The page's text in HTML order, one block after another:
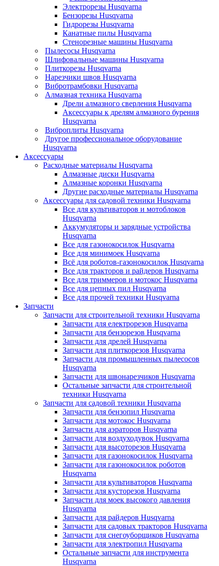
Электрорезы Husqvarna
Бензорезы Husqvarna
Гидрорезы Husqvarna
Канатные пилы Husqvarna
Стенорезные машины Husqvarna
Пылесосы Husqvarna
Шлифовальные машины Husqvarna
Плиткорезы Husqvarna
Нарезчики швов Husqvarna
Вибротрамбовки Husqvarna
Алмазная техника Husqvarna
Дрели алмазного сверления Husqvarna
Аксессуары к дрелям алмазного бурения
Husqvarna
Виброплиты Husqvarna
Другое профессиональное оборудование
Husqvarna
Аксессуары
Расходные материалы Husqvarna
Алмазные диски Husqvarna
Алмазные коронки Husqvarna
Другие расходные материалы Husqvarna
Аксессуары для садовой техники Husqvarna
Все для культиваторов и мотоблоков
Husqvarna
Аккумуляторы и зарядные устройства
Husqvarna
Все для газонокосилок Husqvarna
Все для минимоек Husqvarna
Всё для роботов-газонокосилок Husqvarna
Все для тракторов и райдеров Husqvarna
Все для триммеров и мотокос Husqvarna
Все для цепных пил Husqvarna
Все для прочей техники Husqvarna
Запчасти
Запчасти для строительной техники Husqvarna
Запчасти для електрорезов Husqvarna
Запчасти для бензорезов Husqvarna
Запчасти для дрелей Husqvarna
Запчасти для плиткорезов Husqvarna
Запчасти для промышленных пылесосов
Husqvarna
Запчасти для швонарезчиков Husqvarna
Остальные запчасти для строительной
техники Husqvarna
Запчасти для садовой техники Husqvarna
Запчасти для бензопил Husqvarna
Запчасти для мотокос Husqvarna
Запчасти для аэраторов Husqvarna
Запчасти для воздуходувок Husqvarna
Запчасти для высоторезов Husqvarna
Запчасти для газонокосилок Husqvarna
Запчасти для газонокосилок роботов
Husqvarna
Запчасти для культиваторов Husqvarna
Запчасти для кусторезов Husqvarna
Запчасти для моек высокого давления
Husqvarna
Запчасти для райдеров Husqvarna
Запчасти для садовых тракторов Husqvarna
Запчасти для снегоуборщиков Husqvarna
Запчасти для электропил Husqvarna
Остальные запчасти для инструмента
Husqvarna